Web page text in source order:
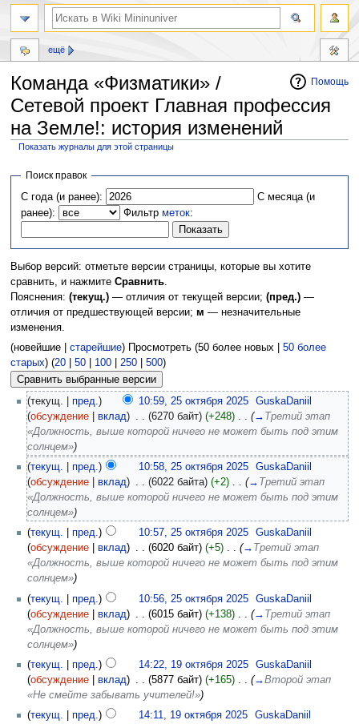
Помощь
Команда «Физматики» /
Сетевой проект Главная профессия
на Земле!: история изменений
Показать журналы для этой страницы
Перейти
навигации
Перейти
поиску
Поиск правок
С года (и ранее):
С месяца (и
ранее):
Фильтрметок:
Выбор версий: отметьте версии страницы, которые вы хотите
сравнить, и нажмите Сравнить.
Пояснения: (текущ.)— отличия от текущей версии; (пред.)—
отличия от предшествующей версии; м — незначительные
изменения.
(новейшие | старейшие) Просмотреть (50 более новых | 50 более
старых) (20| 50| 100| 250| 500)
(текущ. | пред. ) 10:59, 25 октября 2025
GuskaDaniil
(обсуждение вклад) (6270 байт) (+248)‎ (→ Третий этап
«Должность, выше которой ничего не может быть под этим
солнцем»)
(текущ. пред.) 10:58, 25 октября 2025
GuskaDaniil
(обсуждение вклад) . . (6022 байта) (+2)‎ . . (→ Третий этап
«Должность, выше которой ничего не может быть под этим
солнцем»)
(текущ. пред.) 10:57, 25 октября 2025
GuskaDaniil
(обсуждение вклад) . . (6020 байт) (+5)‎ . . (→ Третий этап
«Должность, выше которой ничего не может быть под этим
солнцем»)
(текущ. пред. ) 10:56, 25 октября 2025
GuskaDaniil
(обсуждение вклад) (6015 байт) (+138)‎ (→ Третий этап
«Должность, выше которой ничего не может быть под этим
солнцем»)
(текущ. пред.) 14:22, 19 октября 2025
GuskaDaniil
(обсуждение вклад) . . (5877 байт) (+165)‎ . . (→Второй этап
«Не смейте забывать учителей!»)
(текущ. пред.) 14:11, 19 октября 2025
GuskaDaniil
ещё